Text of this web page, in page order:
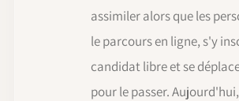
assimiler alors que les
le parcours en ligne, s'y
candidat libre et se
pour le passer.